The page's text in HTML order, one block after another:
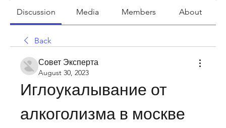
Discussion Media Members About
Back
Совет Эксперта
August 30, 2023
Иглоукалывание от
алкоголизма в москве